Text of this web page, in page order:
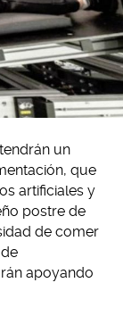
un
que
artificiales y
postre de
de comer
apoyando